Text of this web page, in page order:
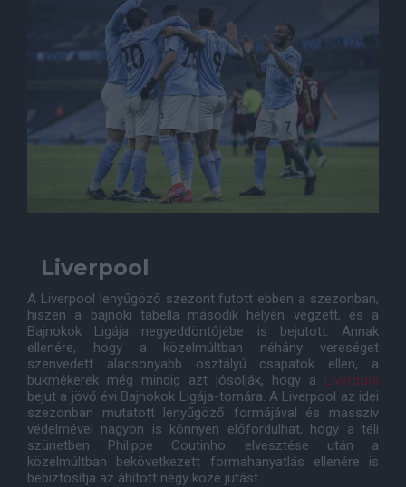
Liverpool
A Liverpool lenyűgöző szezont futott ebben a szezonban,
hiszen a bajnoki tabella második helyén végzett, és a
Bajnokok Ligája negyeddöntőjébe is bejutott. Annak
ellenére, hogy a közelmúltban néhány vereséget
szenvedett alacsonyabb osztályú csapatok ellen, a
bukmékerek még mindig azt jósolják, hogy a Liverpool
bejut a jövő évi Bajnokok Ligája-tornára. A Liverpool az idei
szezonban mutatott lenyűgöző formájával és masszív
védelmével nagyon is könnyen előfordulhat, hogy a téli
szünetben Philippe Coutinho elvesztése után a
közelmúltban bekövetkezett formahanyatlás ellenére is
bebiztosítja az áhított négy közé jutást.